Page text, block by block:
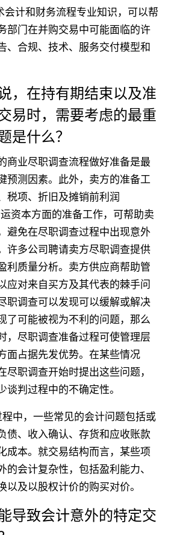
会计和财务流程专业知识，可以帮
部门在并购交易中可能面临的许
、合规、技术、服务交付模型和
，在持有期结束以及准
易时，需要考虑的最重
是什么？
商业尽职调查流程做好准备是最
预测因素。此外，卖方的准备工
税项、折旧及摊销前利润
资本方面的准备工作，可帮助卖
避免在尽职调查过程中出现意外
许多公司聘请卖方尽职调查提供
利质量分析。卖方供应商帮助管
应对来自买方及其代表的棘手问
职调查可以发现可以缓解或解决
了可能被视为不利的问题，那么
，尽职调查准备过程可使管理层
面占据先发优势。在某些情况
尽职调查开始时提出这些问题，
谈判过程中的不确定性。
中，一些常见的会计问题包括或
债、收入确认、存货和应收账款
成本。就交易结构而言，某些项
的会计复杂性，包括盈利能力、
以及以股权计价的购买对价。
导致会计意外的特定交